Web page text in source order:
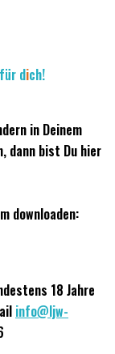
dich!
in Deinem
dann bist Du hier
downloaden:
18 Jahre
info@ljw-